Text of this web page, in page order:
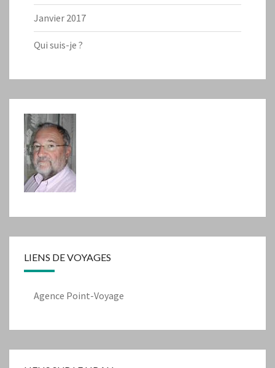
Janvier 2017
Qui suis-je ?
LIENS DE VOYAGES
Agence Point-Voyage